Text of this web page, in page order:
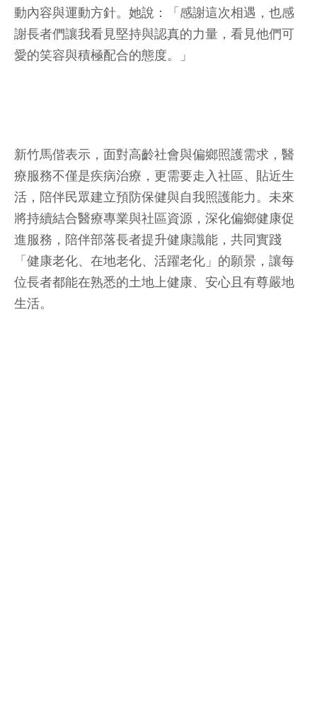
動內容與運動方針。她說：「感謝這次相遇，也感
謝長者們讓我看見堅持與認真的力量，看見他們可
愛的笑容與積極配合的態度。」
新竹馬偕表示，面對高齡社會與偏鄉照護需求，醫
療服務不僅是疾病治療，更需要走入社區、貼近生
活，陪伴民眾建立預防保健與自我照護能力。未來
將持續結合醫療專業與社區資源，深化偏鄉健康促
進服務，陪伴部落長者提升健康識能，共同實踐
「健康老化、在地老化、活躍老化」的願景，讓每
位長者都能在熟悉的土地上健康、安心且有尊嚴地
生活。